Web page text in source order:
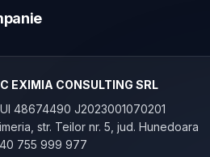
EXIMIA CONSULTING SRL
48674490 J2023001070201
str. Teilor nr. 5, jud. Hunedoara
755 999 977